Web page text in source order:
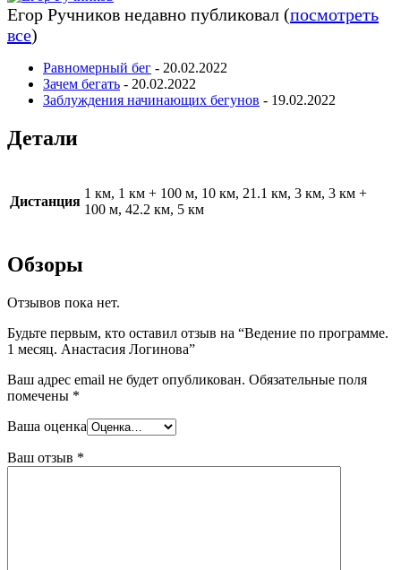
Егор Ручников недавно публиковал (посмотреть
все)
Равномерный бег - 20.02.2022
Зачем бегать - 20.02.2022
Заблуждения начинающих бегунов - 19.02.2022
Детали
Дистанция
1 км, 1 км + 100 м, 10 км, 21.1 км, 3 км, 3 км +
100 м, 42.2 км, 5 км
Обзоры
Отзывов пока нет.
Будьте первым, кто оставил отзыв на “Ведение по программе.
1 месяц. Анастасия Логинова”
Ваш адрес email не будет опубликован. Обязательные поля
помечены *
Ваша оценка
Ваш отзыв *